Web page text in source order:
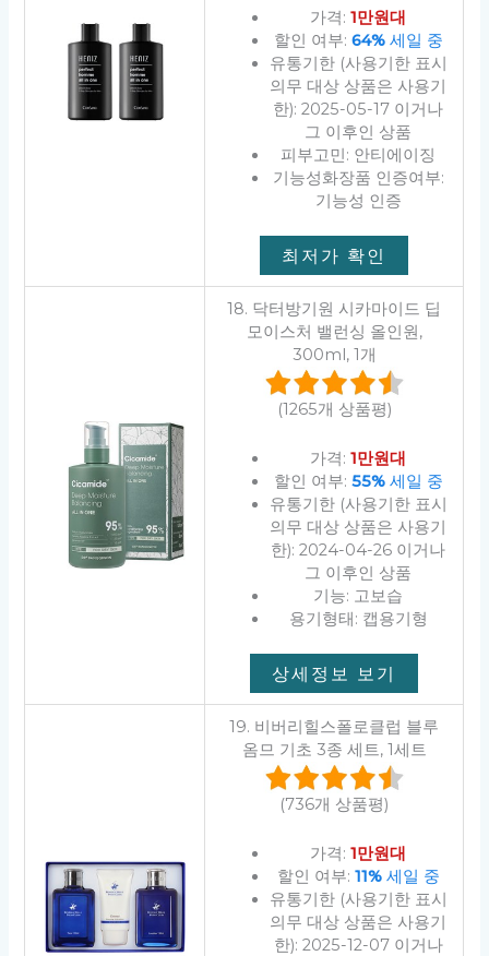
가격:1만원대
할인 여부: 64%세일 중
유통기한 (사용기한 표시
의무 대상 상품은 사용기
한): 2025-05-17 이거나
그 이후인 상품
피부고민: 안티에이징
기능성화장품 인증여부:
기능성 인증
최저가 확인
18. 닥터방기원 시카마이드 딥
모이스처 밸런싱 올인원,
300ml, 1개
(1265개 상품평)
가격:1만원대
할인 여부: 55%세일 중
유통기한 (사용기한 표시
의무 대상 상품은 사용기
한): 2024-04-26 이거나
그 이후인 상품
기능: 고보습
용기형태: 캡용기형
상세정보 보기
19. 비버리힐스폴로클럽 블루
옴므 기초 3종 세트, 1세트
(736개 상품평)
가격:1만원대
할인 여부: 11%세일 중
유통기한 (사용기한 표시
의무 대상 상품은 사용기
한): 2025-12-07 이거나